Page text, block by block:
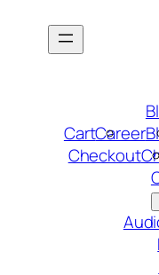
Career
Cart
Checkout